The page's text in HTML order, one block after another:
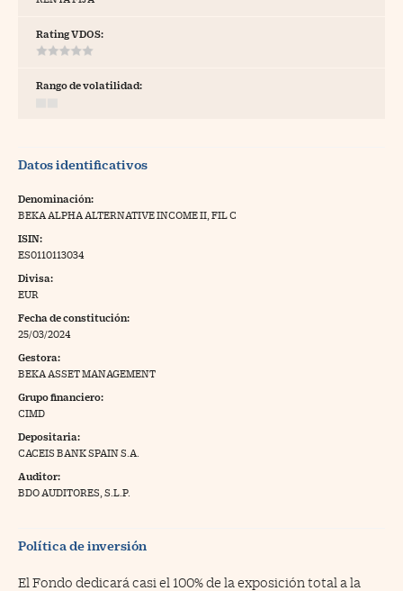
Pyme
a Cinco Días
Rating VDOS:
Rango de volatilidad:
Datos identificativos
Denominación:
BEKA ALPHA ALTERNATIVE INCOME II, FIL C
ISIN:
ES0110113034
Divisa:
EUR
Fecha de constitución:
25/03/2024
Gestora:
BEKA ASSET MANAGEMENT
Grupo financiero:
CIMD
Depositaria:
CACEIS BANK SPAIN S.A.
Auditor:
BDO AUDITORES, S.L.P.
Política de inversión
El Fondo dedicará casi el 100% de la exposición total a la